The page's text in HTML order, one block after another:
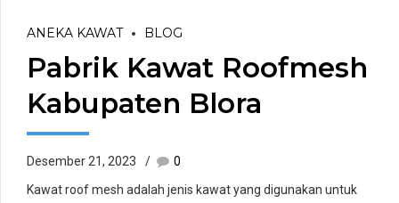
ANEKA KAWAT BLOG
Pabrik Kawat Roofmesh
Kabupaten Blora
Desember 21, 2023
0
Kawat roof mesh adalah jenis kawat yang digunakan untuk